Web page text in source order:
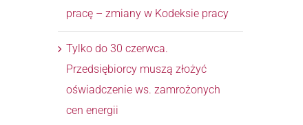
pracę – zmiany w Kodeksie pracy
Tylko do 30 czerwca.
Przedsiębiorcy muszą złożyć
oświadczenie ws. zamrożonych
cen energii